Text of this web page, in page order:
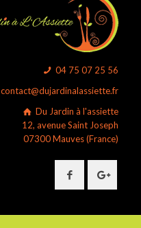
04 75 07 25 56
contact@dujardinalassiette.fr
Du Jardin à l'assiette
12, avenue Saint Joseph
07300 Mauves (France)